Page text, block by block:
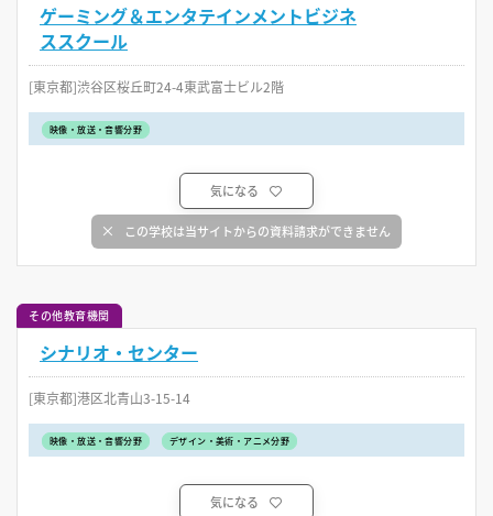
ゲーミング＆エンタテインメントビジネ
ススクール
[東京都]渋谷区桜丘町24-4東武富士ビル2階
映像・放送・音響分野
気になる
この学校は当サイトからの資料請求ができません
その他教育機関
シナリオ・センター
[東京都]港区北青山3-15-14
映像・放送・音響分野 デザイン・美術・アニメ分野
気になる